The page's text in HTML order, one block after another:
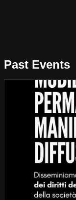
Past Events